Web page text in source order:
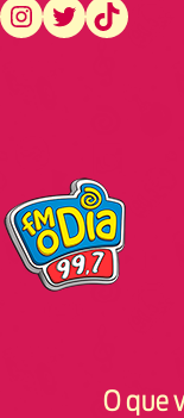
https://www.instagram.com/fmodia.macae/ https://twitter.com/fmodia.macae/ https://www.tiktok.com/@fmodia.macae
O que